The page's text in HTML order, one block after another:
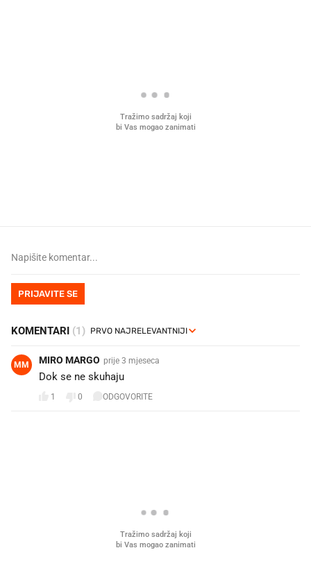
PRIJAVITE SE
KOMENTARI (1)
MM MIRO MARGO prije 3 mjeseca
Dok se ne skuhaju
1 0 ODGOVORITE